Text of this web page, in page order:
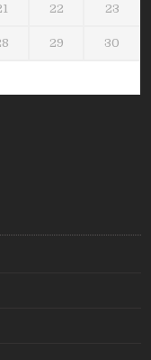
22 23
29 30